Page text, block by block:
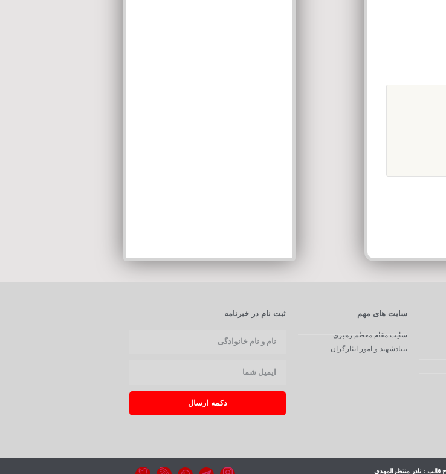
سایت های مهم
سایت مقام معظم رهبری
بنیادشهید و امور ایثارگران
ثبت نام در خبرنامه
دکمه ارسال
قالب : نادر منتظرالمهدی